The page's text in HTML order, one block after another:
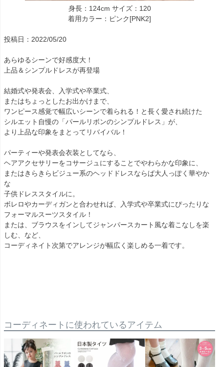
身長：124cm サイズ：120
着用カラー：ピンク[PNK2]
投稿日：2022/05/20
あらゆるシーンで好感度大！
上品＆シンプルドレスが再登場
結婚式や発表会、入学式や卒業式、
またはちょっとしたお出かけまで、
ワンピース感覚で幅広いシーンで着られる！と長く愛され続けた
シルエット自慢の「パールリボンのシンプルドレス」が、
より上品な印象をまとってリバイバル！
パーティーや発表会衣装としてなら、
ヘアアクセサリーをコサージュにすることでやわらかな印象に、
またはきらきらビジュー系のヘッドドレスならば大人っぽく華やか
な
子供ドレススタイルに。
ボレロやカーディガンと合わせれば、入学式や卒業式にぴったりな
フォーマルスーツスタイル！
または、ブラウスをインしてジャンパースカート風な着こなしを楽
しむ、など、
コーディネイト次第でアレンジが幅広く楽しめる一着です。
コーディネートに使われているアイテム